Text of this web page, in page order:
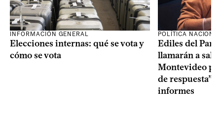
INFORMACIÓN GENERAL
Elecciones internas: qué se vota y
cómo se vota
POLÍTICA
Ediles del
llamarán a sala
Montevideo
de respuesta”
informes